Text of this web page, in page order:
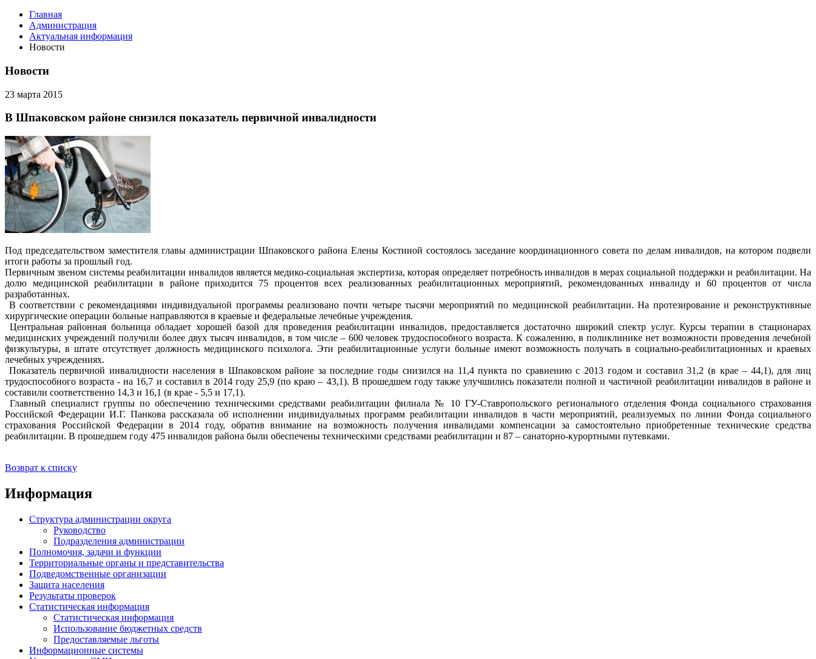
Главная
Администрация
Актуальная информация
Новости
Новости
23 марта 2015
В Шпаковском районе снизился показатель первичной инвалидности
Под председательством заместителя главы администрации Шпаковского района Елены Костиной состоялось заседание координационного совета по делам инвалидов, на котором подвели
итоги работы за прошлый год.
Первичным звеном системы реабилитации инвалидов является медико-социальная экспертиза, которая определяет потребность инвалидов в мерах социальной поддержки и реабилитации. На
долю медицинской реабилитации в районе приходится 75 процентов всех реализованных реабилитационных мероприятий, рекомендованных инвалиду и 60 процентов от числа
разработанных.
В соответствии с рекомендациями индивидуальной программы реализовано почти четыре тысячи мероприятий по медицинской реабилитации. На протезирование и реконструктивные
хирургические операции больные направляются в краевые и федеральные лечебные учреждения.
Центральная районная больница обладает хорошей базой для проведения реабилитации инвалидов, предоставляется достаточно широкий спектр услуг. Курсы терапии в стационарах
медицинских учреждений получили более двух тысяч инвалидов, в том числе – 600 человек трудоспособного возраста. К сожалению, в поликлинике нет возможности проведения лечебной
физкультуры, в штате отсутствует должность медицинского психолога. Эти реабилитационные услуги больные имеют возможность получать в социально-реабилитационных и краевых
лечебных учреждениях.
Показатель первичной инвалидности населения в Шпаковском районе за последние годы снизился на 11,4 пункта по сравнению с 2013 годом и составил 31,2 (в крае – 44,1), для лиц
трудоспособного возраста - на 16,7 и составил в 2014 году 25,9 (по краю – 43,1). В прошедшем году также улучшились показатели полной и частичной реабилитации инвалидов в районе и
составили соответственно 14,3 и 16,1 (в крае - 5,5 и 17,1).
Главный специалист группы по обеспечению техническими средствами реабилитации филиала № 10 ГУ-Ставропольского регионального отделения Фонда социального страхования
Российской Федерации И.Г. Панкова рассказала об исполнении индивидуальных программ реабилитации инвалидов в части мероприятий, реализуемых по линии Фонда социального
страхования Российской Федерации в 2014 году, обратив внимание на возможность получения инвалидами компенсации за самостоятельно приобретенные технические средства
реабилитации. В прошедшем году 475 инвалидов района были обеспечены техническими средствами реабилитации и 87 – санаторно-курортными путевками.
Возврат к списку
Информация
Структура администрации округа
Руководство
Подразделения администрации
Полномочия, задачи и функции
Территориальные органы и представительства
Подведомственные организации
Защита населения
Результаты проверок
Статистическая информация
Статистическая информация
Использование бюджетных средств
Предоставляемые льготы
Информационные системы